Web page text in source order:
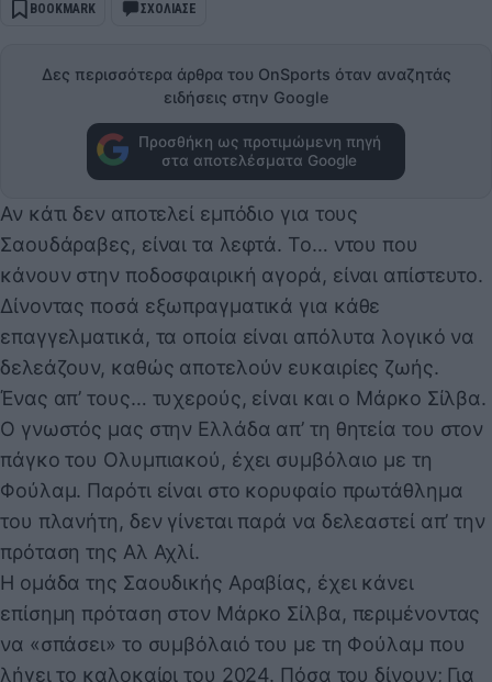
BOOKMARK ΣΧΟΛΙΑΣΕ
Δες περισσότερα άρθρα του OnSports όταν αναζητάς
ειδήσεις στην Google
Προσθήκη ως προτιμώμενη πηγή
στα αποτελέσματα Google
Αν κάτι δεν αποτελεί εμπόδιο για τους
Σαουδάραβες, είναι τα λεφτά. Το… ντου που
κάνουν στην ποδοσφαιρική αγορά, είναι απίστευτο.
Δίνοντας ποσά εξωπραγματικά για κάθε
επαγγελματικά, τα οποία είναι απόλυτα λογικό να
δελεάζουν, καθώς αποτελούν ευκαιρίες ζωής.
Ένας απ’ τους… τυχερούς, είναι και ο Μάρκο Σίλβα.
Ο γνωστός μας στην Ελλάδα απ’ τη θητεία του στον
πάγκο του Ολυμπιακού, έχει συμβόλαιο με τη
Φούλαμ. Παρότι είναι στο κορυφαίο πρωτάθλημα
του πλανήτη, δεν γίνεται παρά να δελεαστεί απ’ την
πρόταση της Αλ Αχλί.
Η ομάδα της Σαουδικής Αραβίας, έχει κάνει
επίσημη πρόταση στον Μάρκο Σίλβα, περιμένοντας
να «σπάσει» το συμβόλαιό του με τη Φούλαμ που
λήγει το καλοκαίρι του 2024. Πόσα του δίνουν; Για